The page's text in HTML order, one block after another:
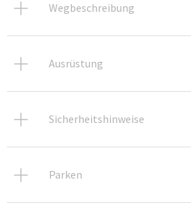
Wegbeschreibung
Ausrüstung
Sicherheitshinweise
Parken